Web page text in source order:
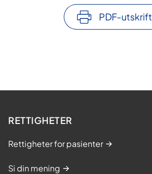
PDF-utskrift
RETTIGHETER
Rettigheter for pasienter
Si din mening